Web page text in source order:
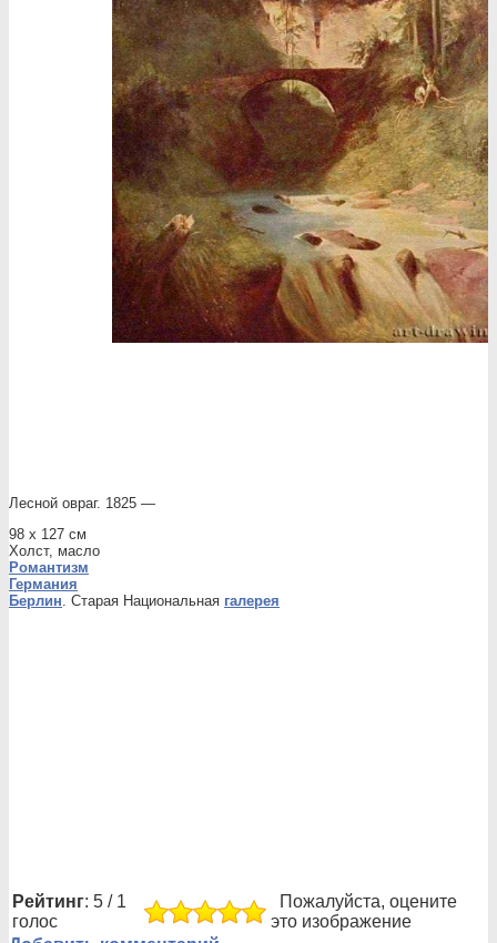
Лесной овраг. 1825 —
98 x 127 см
Холст, масло
Романтизм
Германия
Берлин. Старая Национальная галерея
Рейтинг: 5 / 1
голос
Пожалуйста, оцените
это изображение